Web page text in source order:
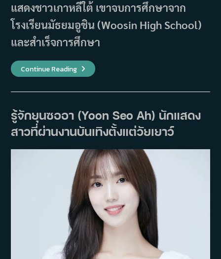
แสดงชาวเกาหลีใต้ เขาจบการศึกษาจาก
โรงเรียนมัธยมอูชิน (Woosin High School)
และสำเร็จการศึกษา
Continue Readingรู้จัก
คิมฮ
มุก
Mook)
นัก
แสดง
ที่
ผ่าน
มา
มากมาย
รู้จักยุนซออา (Yoon Seo Ah) นักแสดง
สาวที่ผ่านงานบันเทิงตั้งแต่วัยเยาว์